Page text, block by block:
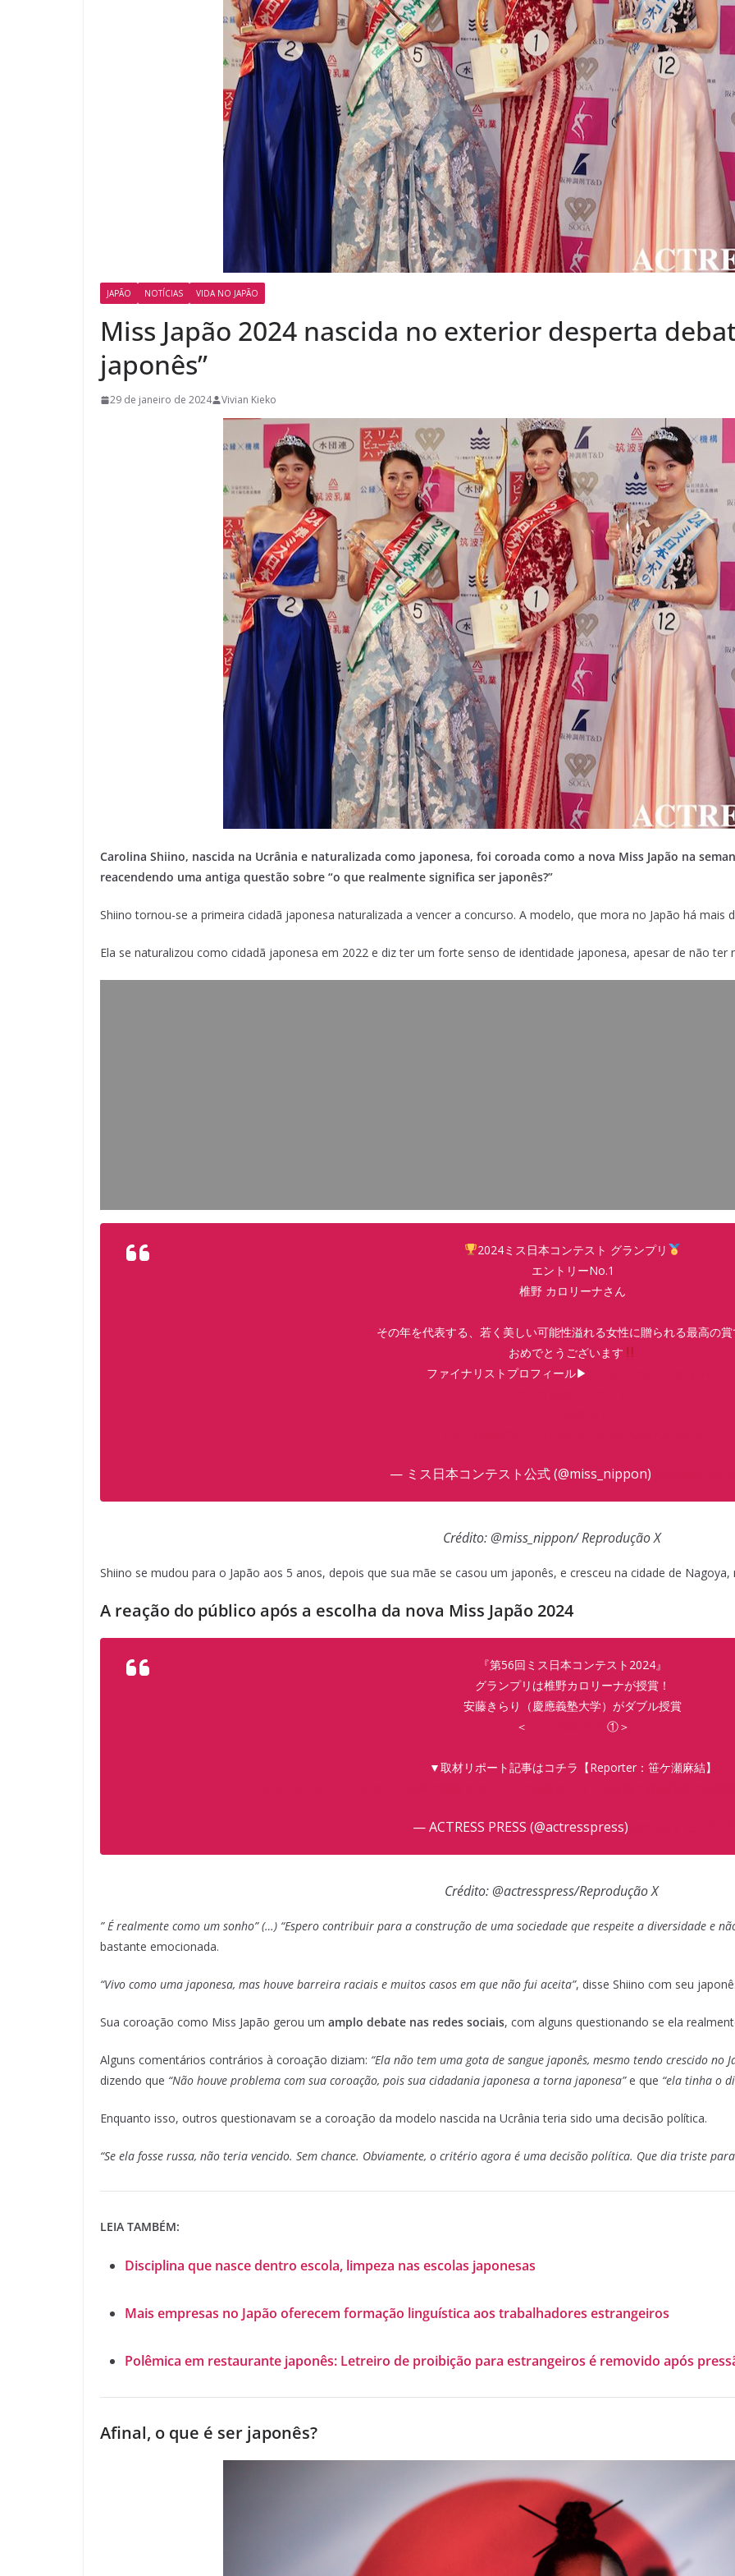
JAPÃO NOTÍCIAS VIDA NO JAPÃO
Miss Japão 2024 nascida no exterior desperta
japonês”
29 de janeiro de 2024 Vivian Kieko
Carolina Shiino, nascida na Ucrânia e naturalizada como japonesa, foi coroada como a nova Miss Japão na
reacendendo uma antiga questão sobre “o que realmente significa ser japonês?”
Shiino tornou-se a primeira cidadã japonesa naturalizada a vencer a concurso. A modelo, que mora no Japão há mais
Ela se naturalizou como cidadã japonesa em 2022 e diz ter um forte senso de identidade japonesa, apesar de não ter
2024ミス日本コンテスト グランプリ
エントリーNo.1
椎野 カロリーナさん
その年を代表する、若く美しい可能性溢れる女性に贈られる最高の
おめでとうございます
ファイナリストプロフィール▶︎
— ミス日本コンテスト公式 (@miss_nippon)
Crédito: @miss_nippon/ Reprodução X
Shiino se mudou para o Japão aos 5 anos, depois que sua mãe se casou um japonês, e cresceu na cidade de Nagoya,
A reação do público após a escolha da nova Miss Japão 2024
『第56回ミス日本コンテスト2024』
グランプリは椎野カロリーナが授賞！
安藤きらり（慶應義塾大学）がダブル授賞
＜
①＞
▼取材リポート記事はコチラ【Reporter：笹ケ瀬麻結】
— ACTRESS PRESS (@actresspress)
Crédito: @actresspress/Reprodução X
” É realmente como um sonho” (…) “Espero contribuir para a construção de uma sociedade que respeite a diversidade e
bastante emocionada.
“Vivo como uma japonesa, mas houve barreira raciais e muitos casos em que não fui aceita”, disse Shiino com seu
Sua coroação como Miss Japão gerou um amplo debate nas redes sociais, com alguns questionando se ela
Alguns comentários contrários à coroação diziam: “Ela não tem uma gota de sangue japonês, mesmo tendo crescido no
dizendo que “Não houve problema com sua coroação, pois sua cidadania japonesa a torna japonesa”e que “ela tinha o
Enquanto isso, outros questionavam se a coroação da modelo nascida na Ucrânia teria sido uma decisão política.
“Se ela fosse russa, não teria vencido. Sem chance. Obviamente, o critério agora é uma decisão política. Que dia triste
LEIA TAMBÉM:
Disciplina que nasce dentro escola, limpeza nas escolas japonesas
Mais empresas no Japão oferecem formação linguística aos trabalhadores estrangeiros
Polêmica em restaurante japonês: Letreiro de proibição para estrangeiros é removido após
Afinal, o que é ser japonês?